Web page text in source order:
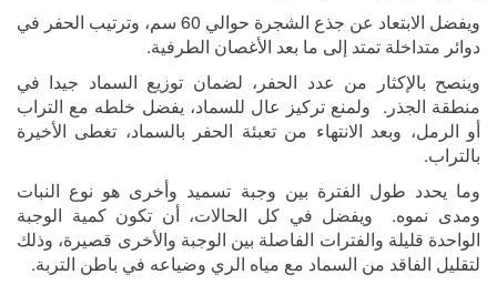
ويفضل الابتعاد عن جذع الشجرة حوالي 60 سم، وترتيب الحفر في
دوائر متداخلة تمتد إلى ما بعد الأغصان الطرفية.
وينصح بالإكثار من عدد الحفر، لضمان توزيع السماد جيدا في
منطقة الجذر. ولمنع تركيز عال للسماد، يفضل خلطه مع التراب
أو الرمل، وبعد الانتهاء من تعبئة الحفر بالسماد، تغطى الأخيرة
بالتراب.
وما يحدد طول الفترة بين وجبة تسميد وأخرى هو نوع النبات
ومدى نموه. ويفضل في كل الحالات، أن تكون كمية الوجبة
الواحدة قليلة والفترات الفاصلة بين الوجبة والأخرى قصيرة، وذلك
لتقليل الفاقد من السماد مع مياه الري وضياعه في باطن التربة.